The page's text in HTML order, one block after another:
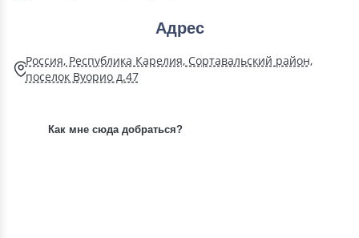
Адрес
Россия, Республика Карелия, Сортавальский район,
поселок Вуорио д.47
Как мне сюда добраться?